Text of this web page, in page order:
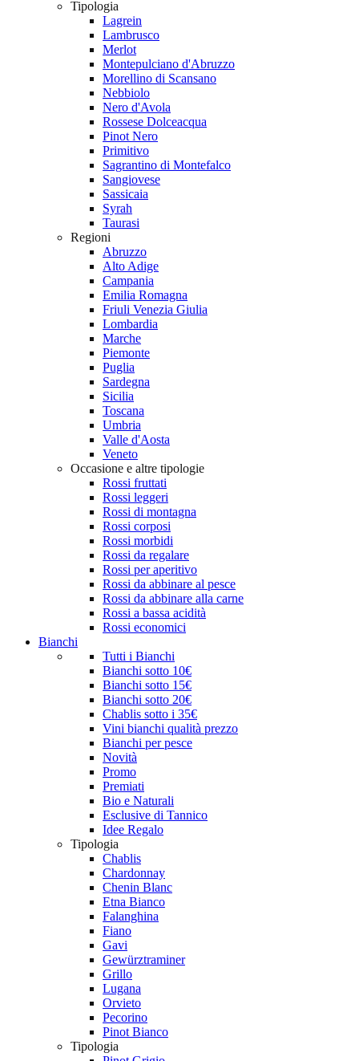
Tipologia
Lagrein
Lambrusco
Merlot
Montepulciano d'Abruzzo
Morellino di Scansano
Nebbiolo
Nero d'Avola
Rossese Dolceacqua
Pinot Nero
Primitivo
Sagrantino di Montefalco
Sangiovese
Sassicaia
Syrah
Taurasi
Regioni
Abruzzo
Alto Adige
Campania
Emilia Romagna
Friuli Venezia Giulia
Lombardia
Marche
Piemonte
Puglia
Sardegna
Sicilia
Toscana
Umbria
Valle d'Aosta
Veneto
Occasione e altre tipologie
Rossi fruttati
Rossi leggeri
Rossi di montagna
Rossi corposi
Rossi morbidi
Rossi da regalare
Rossi per aperitivo
Rossi da abbinare al pesce
Rossi da abbinare alla carne
Rossi a bassa acidità
Rossi economici
Bianchi
Tutti i Bianchi
Bianchi sotto 10€
Bianchi sotto 15€
Bianchi sotto 20€
Chablis sotto i 35€
Vini bianchi qualità prezzo
Bianchi per pesce
Novità
Promo
Premiati
Bio e Naturali
Esclusive di Tannico
Idee Regalo
Tipologia
Chablis
Chardonnay
Chenin Blanc
Etna Bianco
Falanghina
Fiano
Gavi
Gewürztraminer
Grillo
Lugana
Orvieto
Pecorino
Pinot Bianco
Tipologia